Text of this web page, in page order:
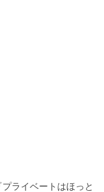
ライベートはほっと